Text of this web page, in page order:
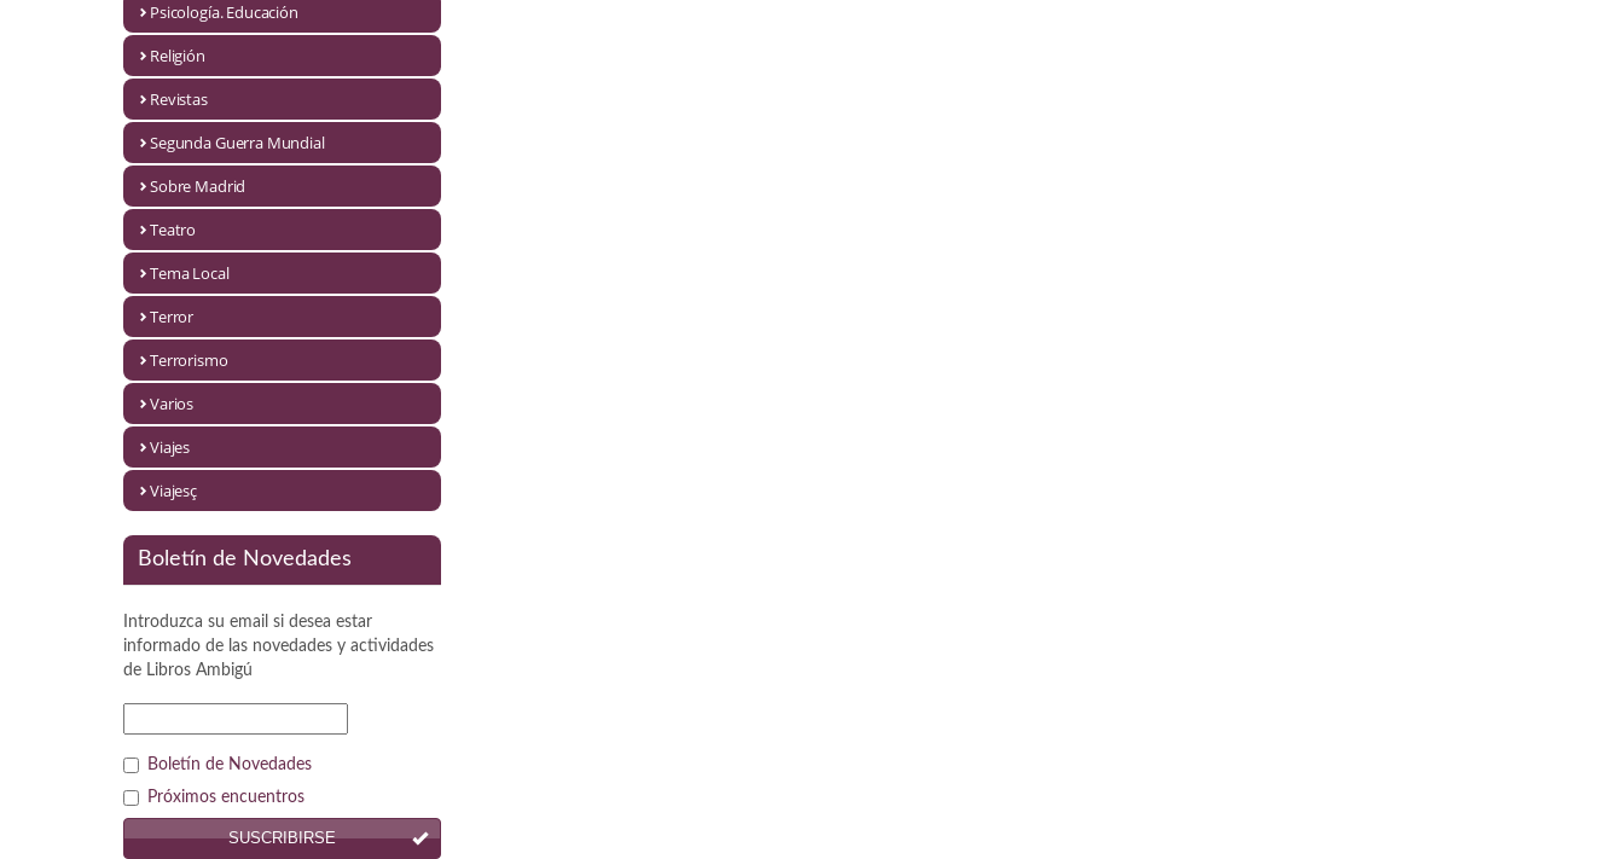
Novela romántica
Otros idiomas
Papás, Mamás, bebés...
Papás, Mamás, Bebés...
Papás, Mamás, Bebés…
Psicología. Educación
Segunda Guerra Mundial
Psicología. Educación
Religión
Revistas
Segunda Guerra Mundial
Sobre Madrid
Teatro
Tema Local
Terror
Terrorismo
Varios
Viajes
Viajesç
Boletín de Novedades
Introduzca su email si desea estar
informado de las novedades y actividades
de Libros Ambigú
Boletín de Novedades
Próximos encuentros
SUSCRIBIRSE